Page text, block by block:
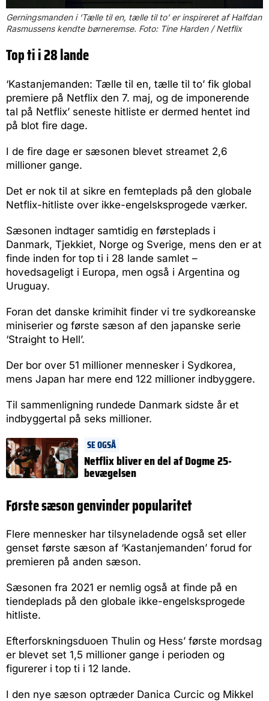
Gerningsmanden i ‘Tælle til en, tælle til to’ er inspireret af Halfdan
Rasmussens kendte børneremse. Foto: Tine Harden / Netflix
Top ti i 28 lande
‘Kastanjemanden: Tælle til en, tælle til to’ fik global
premiere på Netflix den 7. maj, og de imponerende
tal på Netflix’ seneste hitliste er dermed hentet ind
på blot fire dage.
I de fire dage er sæsonen blevet streamet 2,6
millioner gange.
Det er nok til at sikre en femteplads på den globale
Netflix-hitliste over ikke-engelsksprogede værker.
Sæsonen indtager samtidig en førsteplads i
Danmark, Tjekkiet, Norge og Sverige, mens den er at
finde inden for top ti i 28 lande samlet –
hovedsageligt i Europa, men også i Argentina og
Uruguay.
Foran det danske krimihit finder vi tre sydkoreanske
miniserier og første sæson af den japanske serie
‘Straight to Hell’.
Der bor over 51 millioner mennesker i Sydkorea,
mens Japan har mere end 122 millioner indbyggere.
Til sammenligning rundede Danmark sidste år et
indbyggertal på seks millioner.
SE OGSÅ
Netflix bliver en del af Dogme 25-
bevægelsen
Første sæson genvinder popularitet
Flere mennesker har tilsyneladende også set eller
genset første sæson af ‘Kastanjemanden’ forud for
premieren på anden sæson.
Sæsonen fra 2021 er nemlig også at finde på en
tiendeplads på den globale ikke-engelsksprogede
hitliste.
Efterforskningsduoen Thulin og Hess’ første mordsag
er blevet set 1,5 millioner gange i perioden og
figurerer i top ti i 12 lande.
I den nye sæson optræder Danica Curcic og Mikkel